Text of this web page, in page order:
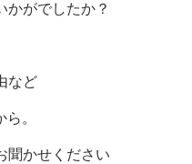
かがでしたか？
など
。
聞かせください